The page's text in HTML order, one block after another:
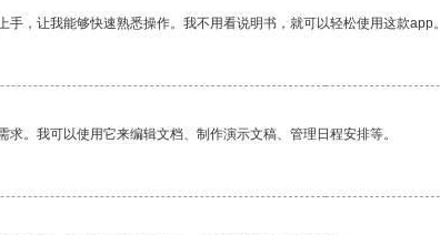
，让我能够快速熟悉操作。我不用看说明书，就可以轻松使用这款app。
。我可以使用它来编辑文档、制作演示文稿、管理日程安排等。